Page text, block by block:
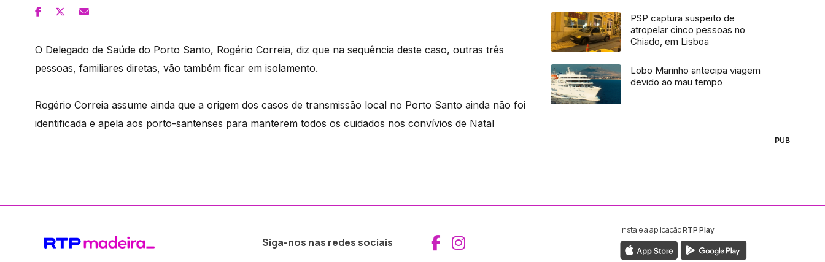
O Delegado de Saúde do Porto Santo, Rogério Correia, diz que na sequência deste caso, outras três
pessoas, familiares diretas, vão também ficar em isolamento.
Rogério Correia assume ainda que a origem dos casos de transmissão local no Porto Santo ainda não foi
identificada e apela aos porto-santenses para manterem todos os cuidados nos convívios de Natal
PSP captura suspeito de
atropelar cinco pessoas no
Chiado, em Lisboa
Lobo Marinho antecipa viagem
devido ao mau tempo
PUB
Siga-nos nas redes sociais Aceder ao Facebook da RTP Madeira
Aceder ao Instagram da RTP Madeira
Instale a aplicaçãoRTP Play